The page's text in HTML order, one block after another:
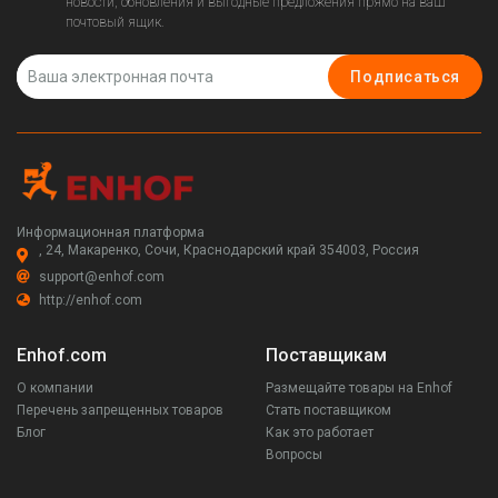
почтовый ящик.
Подписаться
Информационная платформа
, 24, Макаренко, Сочи, Краснодарский край 354003, Россия
support@enhof.com
http://enhof.com
Enhof.com
О компании
Перечень запрещенных товаров
Блог
Поставщикам
Размещайте товары на Enhof
Стать поставщиком
Как это работает
Вопросы